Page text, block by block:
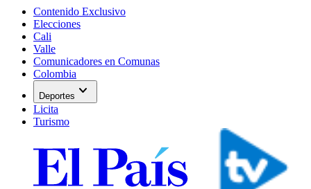
Contenido Exclusivo
Elecciones
Cali
Valle
Comunicadores en Comunas
Colombia
Deportes expand_more
Licita
Turismo